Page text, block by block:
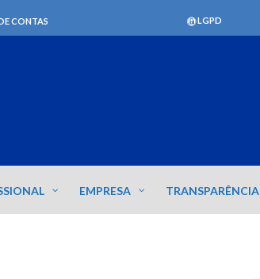
CONTAS LGPD
EMPRESA TRANSPARÊNCIA